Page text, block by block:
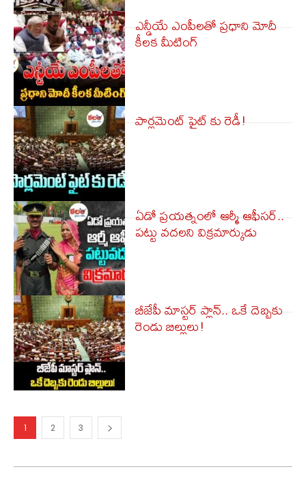
ఎన్డీయే ఎంపీలతో ప్రధాని మోదీ
కీలక మీటింగ్
పార్లమెంట్ ఫైట్ కు రెడీ!
ఏడో ప్రయత్నంలో ఆర్మీ ఆఫీసర్..
పట్టు వదలని విక్రమార్కుడు
బీజేపీ మాస్టర్ ప్లాన్.. ఒకే దెబ్బకు
రెండు బిల్లులు!
1 2 3